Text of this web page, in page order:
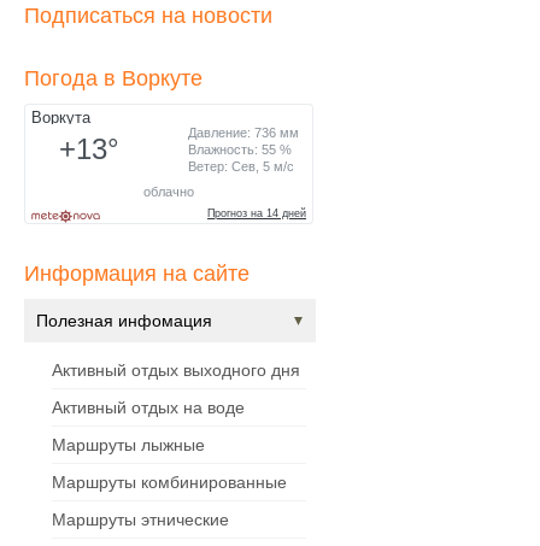
Подписаться на новости
Погода в Воркуте
Информация на сайте
Полезная инфомация
Активный отдых выходного дня
Активный отдых на воде
Маршруты лыжные
Маршруты комбинированные
Маршруты этнические